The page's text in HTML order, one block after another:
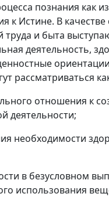
познания как
к Истине. В
труда и быта
деятельность,
рассматриваться
отношения к
деятельности;
необходимости
в безусловном
использования